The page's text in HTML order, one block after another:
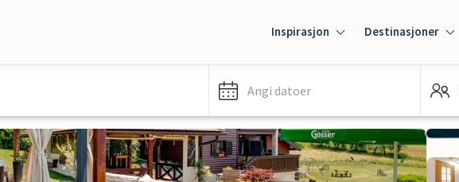
Inspirasjon Destinasjoner
Angi datoer